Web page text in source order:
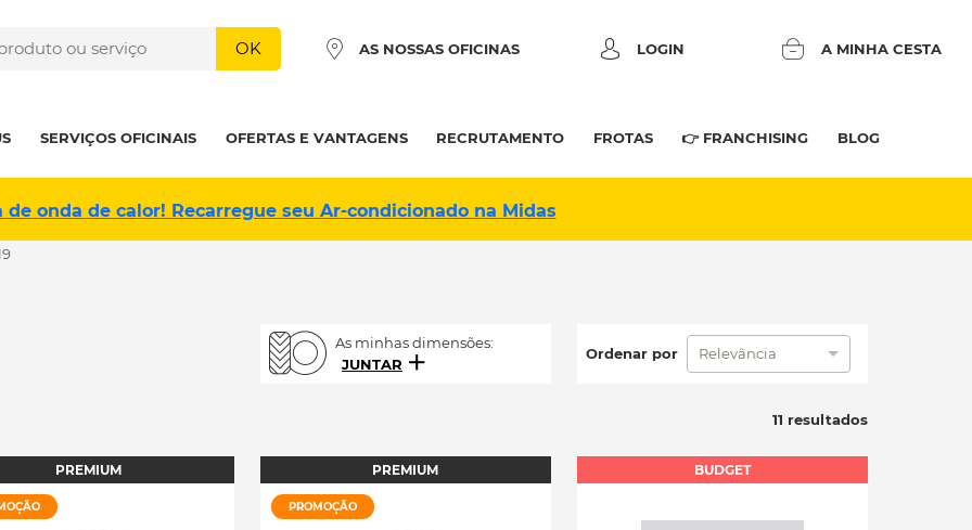
OK AS NOSSAS OFICINAS LOGIN A MINHA CESTA
SERVIÇOS OFICINAIS OFERTAS E VANTAGENS RECRUTAMENTO FROTAS 👉 FRANCHISING BLOG
de onda de calor! Recarregue seu Ar-condicionado na Midas
As minhas dimensões:
JUNTAR
Ordenar por Relevância
11 resultados
PREMIUM PREMIUM
PROMOÇÃO
BUDGET